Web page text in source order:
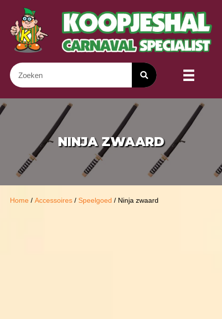
NINJA ZWAARD
Home / Accessoires / Speelgoed / Ninja zwaard